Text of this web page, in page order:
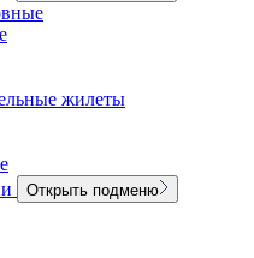
жилеты
Открыть подменю